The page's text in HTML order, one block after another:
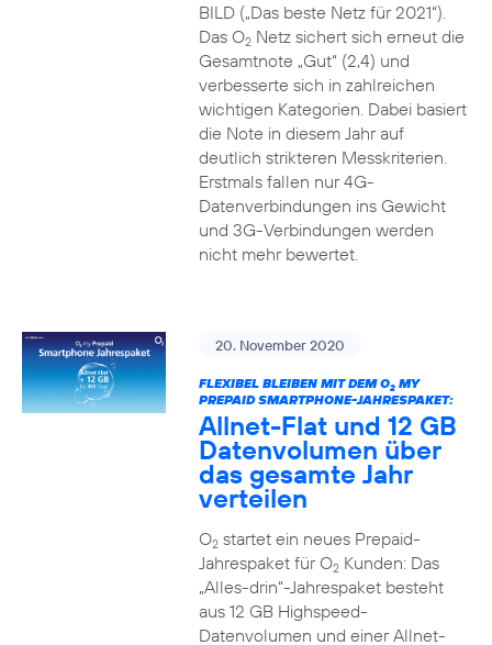
BILD („Das beste Netz für 2021“).
Das O2Netz sichert sich erneut die
Gesamtnote „Gut“ (2,4) und
verbesserte sich in zahlreichen
wichtigen Kategorien. Dabei basiert
die Note in diesem Jahr auf
deutlich strikteren Messkriterien.
Erstmals fallen nur 4G-
Datenverbindungen ins Gewicht
und 3G-Verbindungen werden
nicht mehr bewertet.
20. November 2020
FLEXIBEL BLEIBEN MIT DEM O2MY
PREPAID SMARTPHONE-JAHRESPAKET:
Allnet-Flat und 12 GB
Datenvolumen über
das gesamte Jahr
verteilen
O2startet ein neues Prepaid-
Jahrespaket für O2Kunden: Das
„Alles-drin“-Jahrespaket besteht
aus 12 GB Highspeed-
Datenvolumen und einer Allnet-